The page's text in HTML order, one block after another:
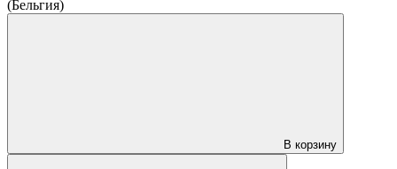
(Бельгия)
В корзину